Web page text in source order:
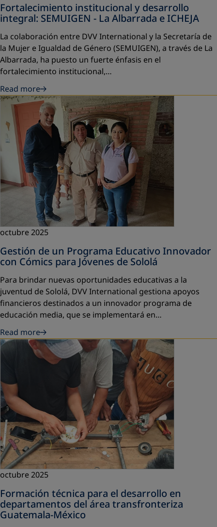
Fortalecimiento institucional y desarrollo
integral: SEMUIGEN - La Albarrada e ICHEJA
La colaboración entre DVV International y la Secretaría de
la Mujer e Igualdad de Género (SEMUIGEN), a través de La
Albarrada, ha puesto un fuerte énfasis en el
fortalecimiento institucional,…
Read more
octubre 2025
Gestión de un Programa Educativo Innovador
con Cómics para Jóvenes de Sololá
Para brindar nuevas oportunidades educativas a la
juventud de Sololá, DVV International gestiona apoyos
financieros destinados a un innovador programa de
educación media, que se implementará en…
Read more
octubre 2025
Formación técnica para el desarrollo en
departamentos del área transfronteriza
Guatemala-México